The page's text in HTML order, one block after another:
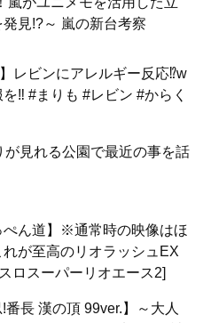
見!?～ 嵐の新台考察
レビンにアレルギー反応⁉w
‼ #まりも #レビン #からく
が見れる公園で最近の事を話
ぺん道】※通常時の映像はほ
が至高のリオラッシュEX
ロスーパーリオエース2]
!番長 漢の頂 99ver.】～大人